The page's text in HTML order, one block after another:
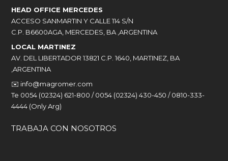
HEAD OFFICE MERCEDES
ACCESO SANMARTIN Y CALLE 114 S/N
C.P. B6600AGA, MERCEDES, BA ,ARGENTINA
LOCAL MARTINEZ
AV. DEL LIBERTADOR 13821 C.P. 1640, MARTINEZ, BA
,ARGENTINA
✉️ info@magromer.com
Te 0054 (02324) 621-800 / 0054 (02324) 430-450 / 0810-333-
4444 (Only Arg)
TRABAJA CON NOSOTROS